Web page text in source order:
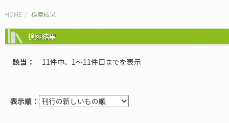
HOME 検索結果
検索結果
該当 11件中、1〜11件目までを表示
表示順：